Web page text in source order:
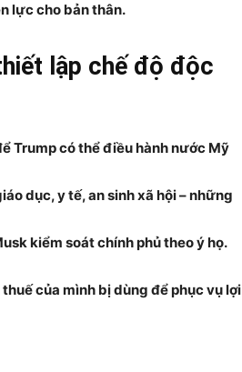
lực cho bản thân.
lập chế độ độc
Trump có thể điều hành nước Mỹ
dục, y tế, an sinh xã hội – những
kiểm soát chính phủ theo ý họ.
của mình bị dùng để phục vụ lợi